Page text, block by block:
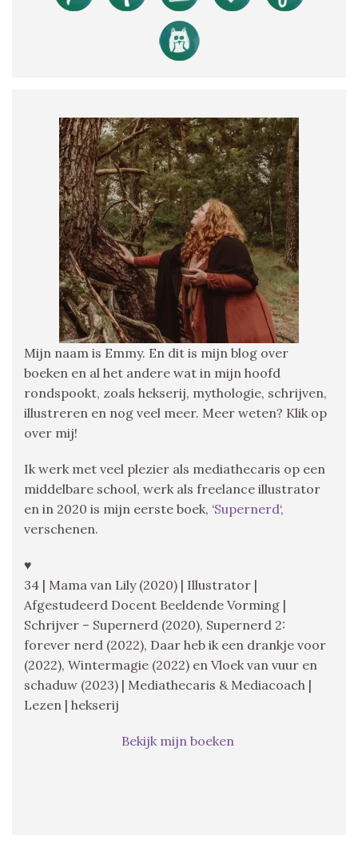
Mijn naam is Emmy. En dit is mijn blog over
boeken en al het andere wat in mijn hoofd
rondspookt, zoals hekserij, mythologie, schrijven,
illustreren en nog veel meer. Meer weten? Klik op
over mij!
Ik werk met veel plezier als mediathecaris op een
middelbare school, werk als freelance illustrator
en in 2020 is mijn eerste boek, ‘Supernerd‘,
verschenen.
♥
34 | Mama van Lily (2020) | Illustrator |
Afgestudeerd Docent Beeldende Vorming |
Schrijver – Supernerd (2020), Supernerd 2:
forever nerd (2022), Daar heb ik een drankje voor
(2022), Wintermagie (2022) en Vloek van vuur en
schaduw (2023) | Mediathecaris & Mediacoach |
Lezen | hekserij
Bekijk mijn boeken